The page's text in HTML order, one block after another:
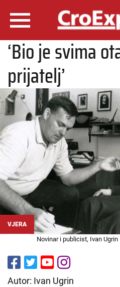
‘Bio je svima
prijatelj’
VJERA
Novinar i publicist, Ivan
Autor: Ivan Ugrin